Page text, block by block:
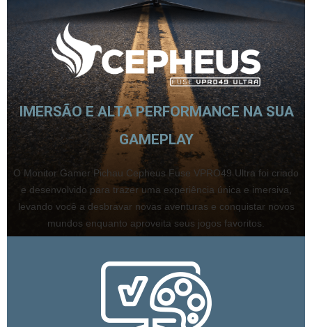
IMERSÃO E ALTA PERFORMANCE NA SUA
GAMEPLAY
O Monitor Gamer Pichau Cepheus Fuse VPRO49 Ultra foi criado
e desenvolvido para trazer uma experiência única e imersiva,
levando você a desbravar novas aventuras e conquistar novos
mundos enquanto aproveita seus jogos favoritos.